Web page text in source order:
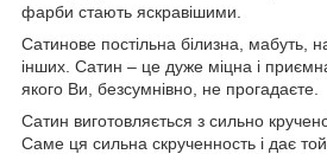
фарби стають яскравішими.
Сатинове постільна білизна, мабуть,
інших. Сатин – це дуже міцна і
якого Ви, безсумнівно, не прогадаєте.
Сатин виготовляється з сильно
Саме ця сильна скрученность і дає